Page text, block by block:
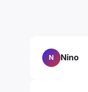
N Nino